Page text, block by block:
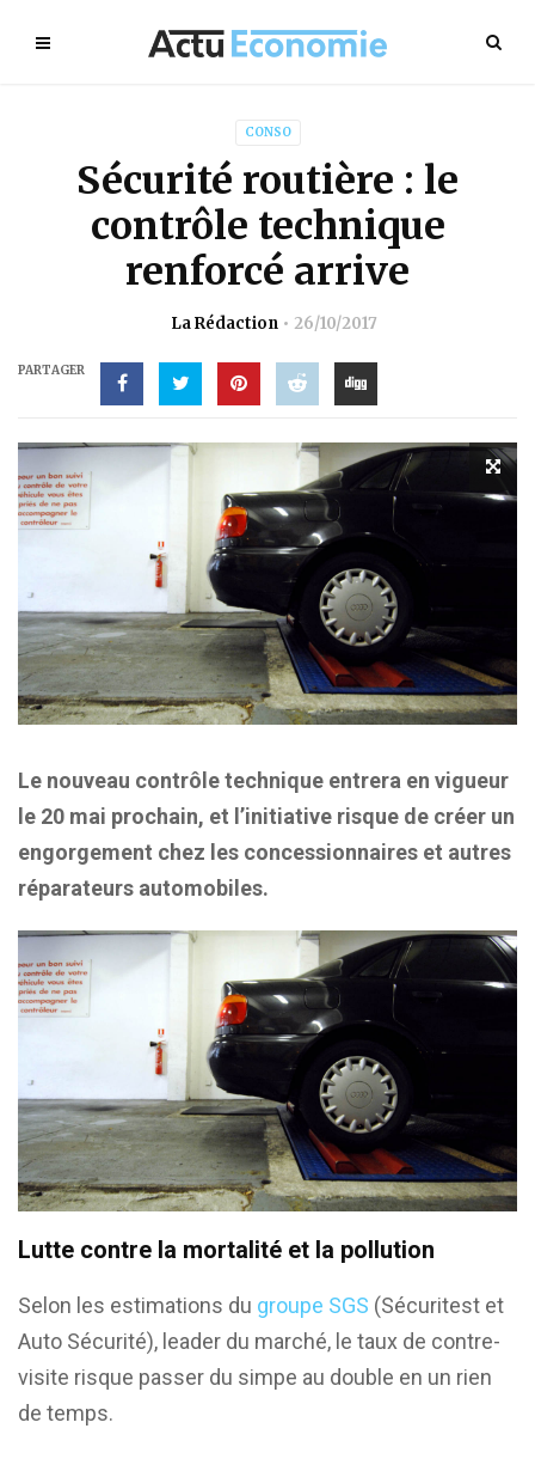
CONSO
Sécurité routière : le
contrôle technique
renforcé arrive
La Rédaction 26/10/2017
PARTAGER
Le nouveau contrôle technique entrera en vigueur
le 20 mai prochain, et l’initiative risque de créer un
engorgement chez les concessionnaires et autres
réparateurs automobiles.
Lutte contre la mortalité et la pollution
Selon les estimations du groupe SGS (Sécuritest et
Auto Sécurité), leader du marché, le taux de contre-
visite risque passer du simpe au double en un rien
de temps.